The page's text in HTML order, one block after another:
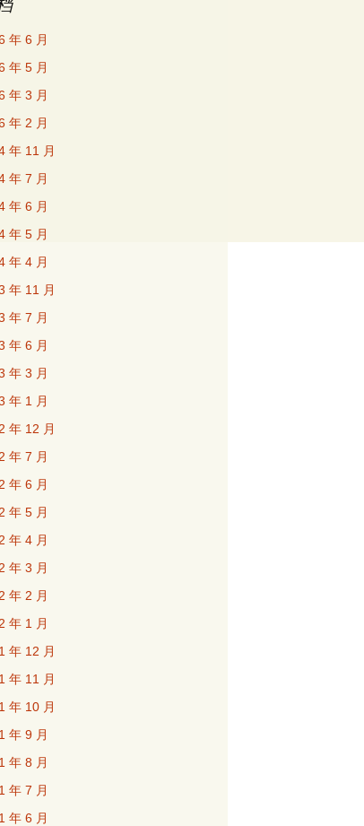
年 6 月
年 5 月
年 3 月
年 2 月
年 11 月
年 7 月
年 6 月
年 5 月
年 4 月
年 11 月
年 7 月
年 6 月
年 3 月
年 1 月
年 12 月
年 7 月
年 6 月
年 5 月
年 4 月
年 3 月
年 2 月
年 1 月
年 12 月
年 11 月
年 10 月
年 9 月
年 8 月
年 7 月
年 6 月